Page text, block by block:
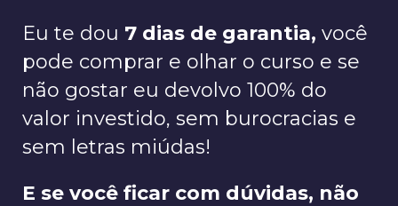
Eu te dou 7 dias de garantia, você
pode comprar e olhar o curso e se
não gostar eu devolvo 100% do
valor investido, sem burocracias e
sem letras miúdas!
E se você ficar com dúvidas, não